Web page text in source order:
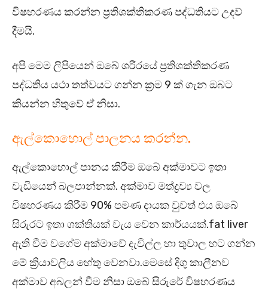
විෂහරණය කරන්න ප්‍රතිශක්තිකරණ පද්ධතියට උදව්
දීමයි.
අපි මෙම ලිපියෙන් ඔබේ ශරීරයේ ප්‍රතිශක්තිකරණ
පද්ධතිය යථා තත්වයට ගන්න ක්‍රම 9 ක් ගැන ඔබට
කියන්න හිතුවේ ඒ නිසා.
ඇල්කොහොල් පාලනය කරන්න.
ඇල්කොහොල් පානය කිරීම ඔබේ අක්මාවට ඉතා
වැඩියෙන් බලපාන්නක්. අක්මාව මත්ද්‍රව්‍ය වල
විෂහරණය කිරීම 90% පමණ දායක වුවත් එය ඔබේ
සිරුරට ඉතා ශක්තියක් වැය වෙන කාර්යයක්.fat liver
ඇති වීම වගේම අක්මාවේ දැවිල්ල හා තුවාල හට ගන්න
මේ ක්‍රියාවලිය හේතු වෙනවා.මෙසේ දිගු කාලීනව
අක්මාව අබලන් වීම නිසා ඔබේ සිරුරේ විෂහරණය